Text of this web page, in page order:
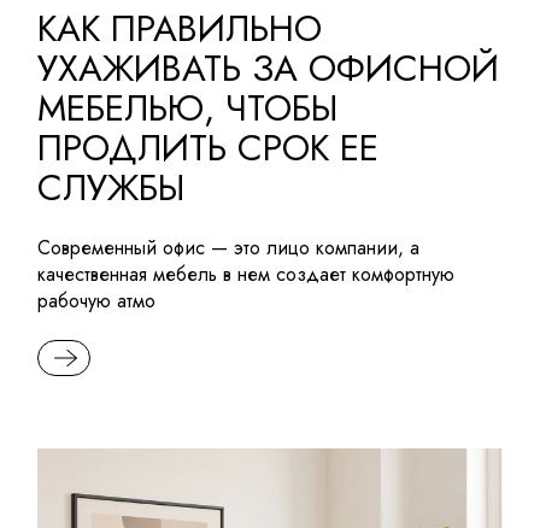
КАК ПРАВИЛЬНО
УХАЖИВАТЬ ЗА ОФИСНОЙ
МЕБЕЛЬЮ, ЧТОБЫ
ПРОДЛИТЬ СРОК ЕЕ
СЛУЖБЫ
Современный офис — это лицо компании, а
качественная мебель в нем создает комфортную
рабочую атмо
READ MORE